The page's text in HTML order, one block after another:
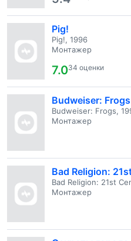
Pig!
Pig!, 1996
Монтажер
7.034 оценки
Budweiser: Frogs
Budweiser: Frogs,
Монтажер
Bad Religion:
Bad Religion: 21st
Монтажер